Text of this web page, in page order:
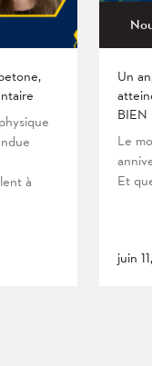
à
Un
BIEN
Le
Et
juin